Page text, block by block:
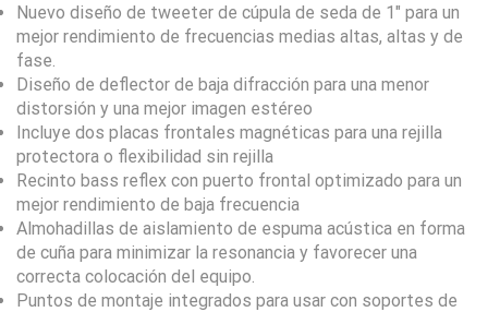
Nuevo diseño de tweeter de cúpula de seda de 1″ para un
mejor rendimiento de frecuencias medias altas, altas y de
fase.
Diseño de deflector de baja difracción para una menor
distorsión y una mejor imagen estéreo
Incluye dos placas frontales magnéticas para una rejilla
protectora o flexibilidad sin rejilla
Recinto bass reflex con puerto frontal optimizado para un
mejor rendimiento de baja frecuencia
Almohadillas de aislamiento de espuma acústica en forma
de cuña para minimizar la resonancia y favorecer una
correcta colocación del equipo.
Puntos de montaje integrados para usar con soportes de